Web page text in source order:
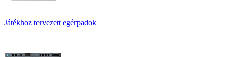
Játékhoz tervezett egérpadok